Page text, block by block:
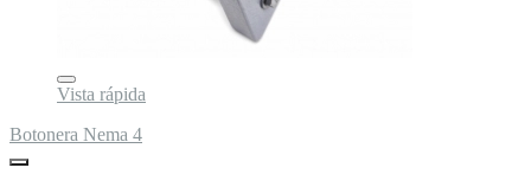
Vista rápida
Botonera Nema 4